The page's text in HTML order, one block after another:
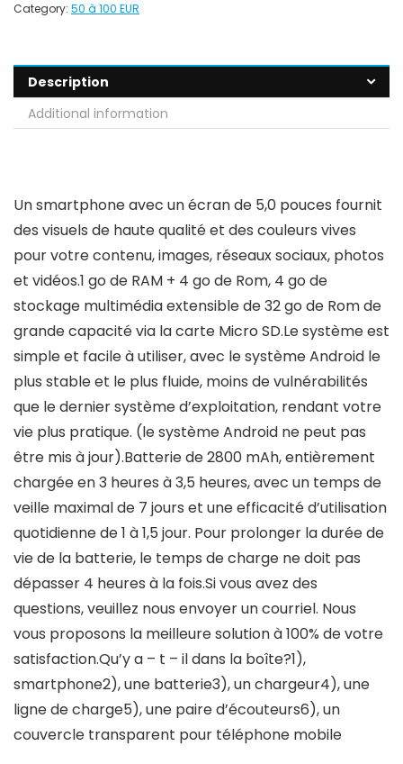
Category: 50 à 100 EUR
Description
Additional information
Un smartphone avec un écran de 5,0 pouces fournit
des visuels de haute qualité et des couleurs vives
pour votre contenu, images, réseaux sociaux, photos
et vidéos.1 go de RAM + 4 go de Rom, 4 go de
stockage multimédia extensible de 32 go de Rom de
grande capacité via la carte Micro SD.Le système est
simple et facile à utiliser, avec le système Android le
plus stable et le plus fluide, moins de vulnérabilités
que le dernier système d’exploitation, rendant votre
vie plus pratique. (le système Android ne peut pas
être mis à jour).Batterie de 2800 mAh, entièrement
chargée en 3 heures à 3,5 heures, avec un temps de
veille maximal de 7 jours et une efficacité d’utilisation
quotidienne de 1 à 1,5 jour. Pour prolonger la durée de
vie de la batterie, le temps de charge ne doit pas
dépasser 4 heures à la fois.Si vous avez des
questions, veuillez nous envoyer un courriel. Nous
vous proposons la meilleure solution à 100% de votre
satisfaction.Qu’y a – t – il dans la boîte?1),
smartphone2), une batterie3), un chargeur4), une
ligne de charge5), une paire d’écouteurs6), un
couvercle transparent pour téléphone mobile